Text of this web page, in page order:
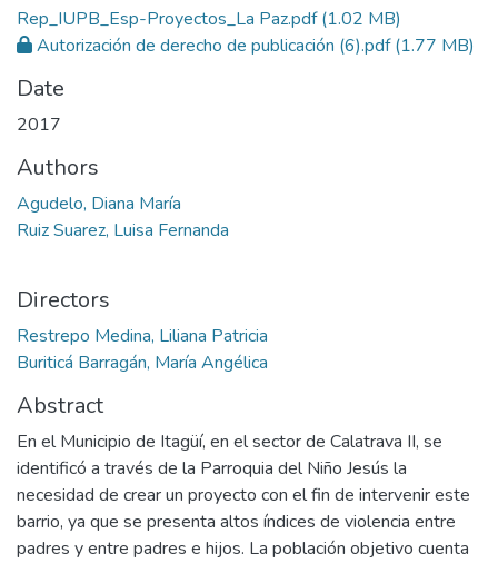
Rep_IUPB_Esp-Proyectos_La Paz.pdf(1.02 MB)
Autorización de derecho de publicación (6).pdf(1.77 MB)
Date
2017
Authors
Agudelo, Diana María
Ruiz Suarez, Luisa Fernanda
Directors
Restrepo Medina, Liliana Patricia
Buriticá Barragán, María Angélica
Abstract
En el Municipio de Itagüí, en el sector de Calatrava II, se
identificó a través de la Parroquia del Niño Jesús la
necesidad de crear un proyecto con el fin de intervenir este
barrio, ya que se presenta altos índices de violencia entre
padres y entre padres e hijos. La población objetivo cuenta